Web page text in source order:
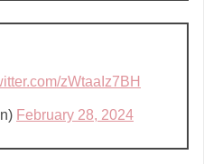
zWtaaIz7BH
February 28, 2024